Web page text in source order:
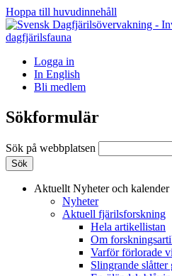
Hoppa till huvudinnehåll
Logga in
In English
Bli medlem
Sökformulär
Sök på webbplatsen
Aktuellt Nyheter och kalender
Nyheter
Aktuell fjärilsforskning
Hela artikellistan
Om
Varför förlorade
Slingrande slåtter